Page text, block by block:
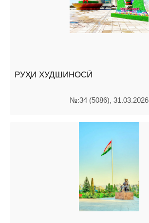
РУҲИ ХУДШИНОСӢ
№:34 (5086), 31.03.2026